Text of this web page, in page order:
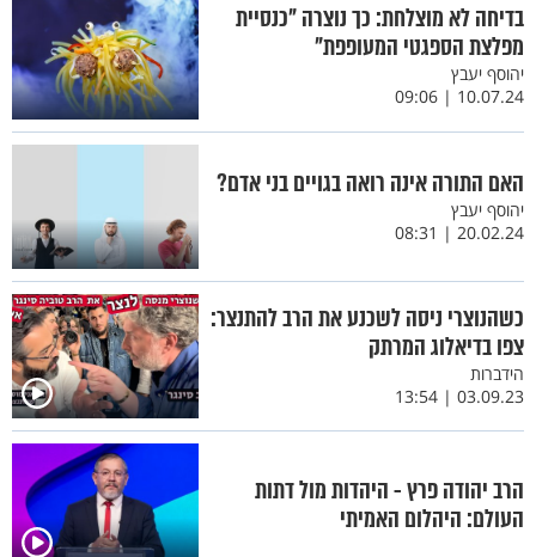
בדיחה לא מוצלחת: כך נוצרה "כנסיית
מפלצת הספגטי המעופפת"
יהוסף יעבץ
10.07.24 | 09:06
האם התורה אינה רואה בגויים בני אדם?
יהוסף יעבץ
20.02.24 | 08:31
כשהנוצרי ניסה לשכנע את הרב להתנצר:
צפו בדיאלוג המרתק
הידברות
03.09.23 | 13:54
הרב יהודה פרץ - היהדות מול דתות
העולם: היהלום האמיתי